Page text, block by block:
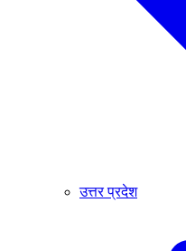
उत्तर प्रदेश